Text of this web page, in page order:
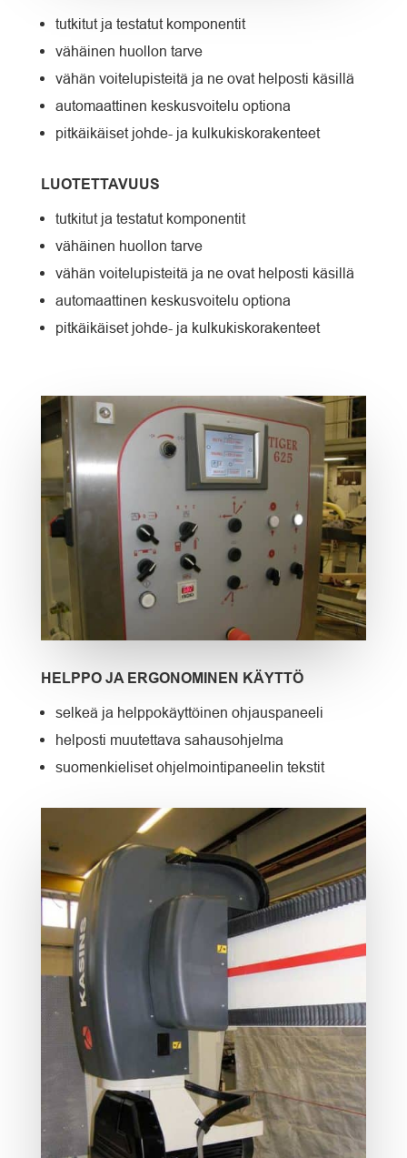
tutkitut ja testatut komponentit
vähäinen huollon tarve
vähän voitelupisteitä ja ne ovat helposti käsillä
automaattinen keskusvoitelu optiona
pitkäikäiset johde- ja kulkukiskorakenteet
LUOTETTAVUUS
tutkitut ja testatut komponentit
vähäinen huollon tarve
vähän voitelupisteitä ja ne ovat helposti käsillä
automaattinen keskusvoitelu optiona
pitkäikäiset johde- ja kulkukiskorakenteet
HELPPO JA ERGONOMINEN KÄYTTÖ
selkeä ja helppokäyttöinen ohjauspaneeli
helposti muutettava sahausohjelma
suomenkieliset ohjelmointipaneelin tekstit